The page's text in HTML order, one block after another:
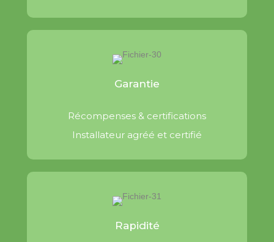
Garantie
Récompenses & certifications
Installateur agréé et certifié
Rapidité